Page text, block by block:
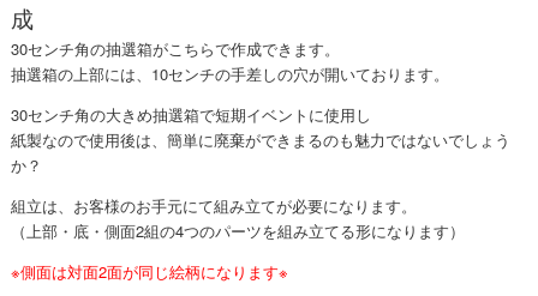
成
30センチ角の抽選箱がこちらで作成できます。
抽選箱の上部には、10センチの手差しの穴が開いております。
30センチ角の大きめ抽選箱で短期イベントに使用し
紙製なので使用後は、簡単に廃棄ができまるのも魅力ではないでしょう
か？
組立は、お客様のお手元にて組み立てが必要になります。
（上部・底・側面2組の4つのパーツを組み立てる形になります）
※側面は対面2面が同じ絵柄になります※